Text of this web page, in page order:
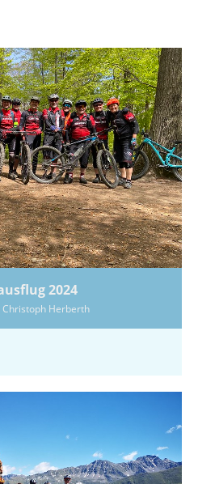
2024
Herberth